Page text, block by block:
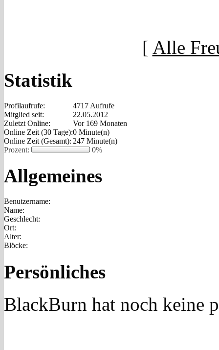
[ Alle
Statistik
Profilaufrufe:
4717 Aufrufe
Mitglied seit:
22.05.2012
Zuletzt Online:
Vor 169 Monaten
Online Zeit (30 Tage):0 Minute(n)
Online Zeit (Gesamt): 247 Minute(n)
Prozent:
0%
Allgemeines
Benutzername:
Name:
Geschlecht:
Ort:
Alter:
Blöcke:
Persönliches
BlackBurn hat noch keine